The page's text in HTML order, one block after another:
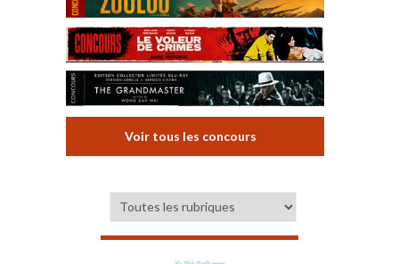
Voir tous les concours